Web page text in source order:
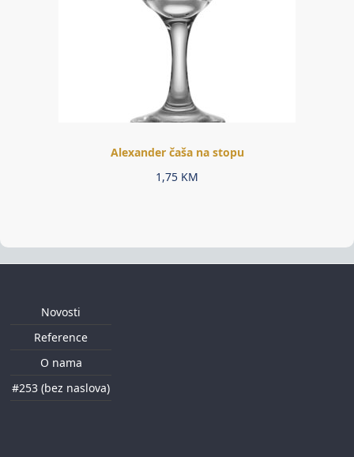
Alexander čaša na stopu
1,75 KM
Novosti
Reference
O nama
#253 (bez naslova)